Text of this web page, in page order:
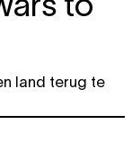
land terug te